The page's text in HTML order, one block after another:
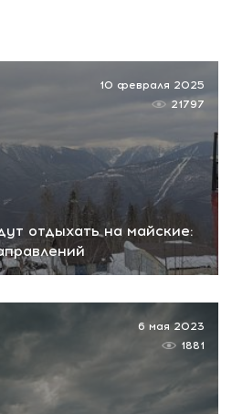
отдыхать на майские:
10 февраля 2025
21797
6 мая 2023
1881